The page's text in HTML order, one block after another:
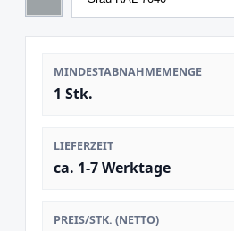
MINDESTABNAHMEMENGE
1 Stk.
LIEFERZEIT
ca. 1-7 Werktage
PREIS/STK. (NETTO)